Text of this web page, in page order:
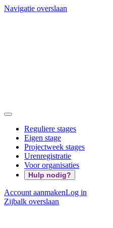
Navigatie overslaan
Reguliere stages
Eigen stage
Projectweek stages
Urenregistratie
Voor organisaties
Hulp nodig?
Account aanmakenLog in
Zijbalk overslaan